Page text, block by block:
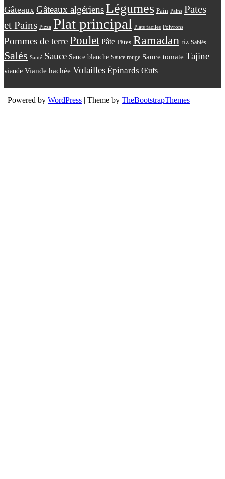
Gâteaux Gâteaux algériensLégumes Pain Pains Pates
et Pains Pizza Plat principal Plats faciles Poivrons
Pommes de terrePoulet Pâte Pâtes Ramadan riz Sablés
Salés Santé Sauce Sauce blanche Sauce rouge Sauce tomate Tajine
viande Viande hachée Volailles Épinards Œufs
| Powered by WordPress | Theme by TheBootstrapThemes